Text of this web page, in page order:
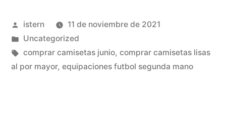
Publicado
por
istern
11 de noviembre de 2021
Publicado
en
Uncategorized
Etiquetas:
comprar camisetas junio, comprar camisetas lisas
al por mayor, equipaciones futbol segunda mano